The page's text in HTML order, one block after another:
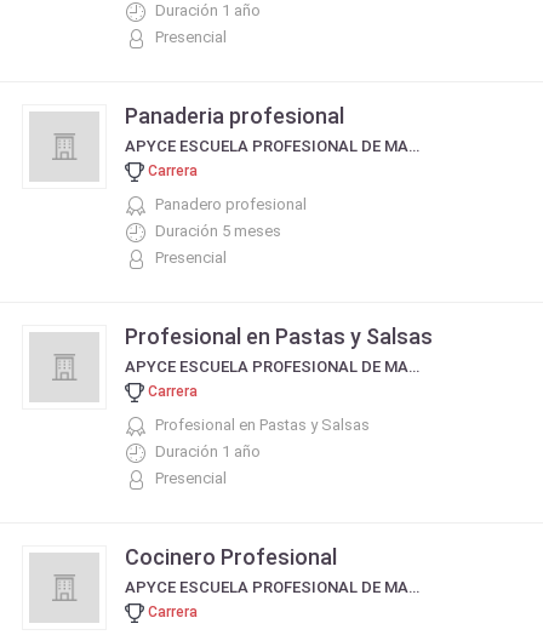
Duración 1 año
Presencial
Panaderia profesional
APYCE ESCUELA PROFESIONAL DE MAESTROS PIZZEROS EMPANADEROS Y COCINEROS
Carrera
Panadero profesional
Duración 5 meses
Presencial
Profesional en Pastas y Salsas
APYCE ESCUELA PROFESIONAL DE MAESTROS PIZZEROS EMPANADEROS Y COCINEROS
Carrera
Profesional en Pastas y Salsas
Duración 1 año
Presencial
Cocinero Profesional
APYCE ESCUELA PROFESIONAL DE MAESTROS PIZZEROS EMPANADEROS Y COCINEROS
Carrera